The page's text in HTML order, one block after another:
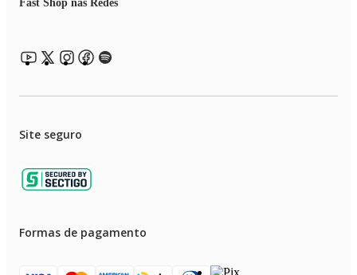
Fast Shop nas Redes
Site seguro
Formas de pagamento